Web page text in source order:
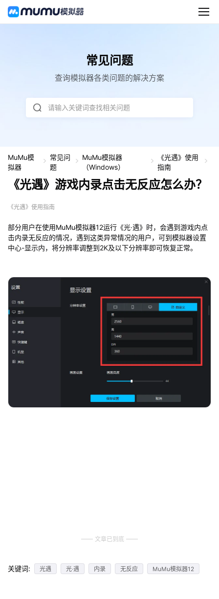
常见问题
查询模拟器各类问题的解决方案
请输入关键词查找相关问题
MuMu模
拟器
常见问
题
MuMu模拟器
（Windows）
《光遇》使用
指南
《光遇》游戏内录点击无反应怎么办？
《光遇》使用指南
部分用户在使用MuMu模拟器12运行《光·遇》时，会遇到游戏内点
击内录无反应的情况，遇到这类异常情况的用户，可到模拟器设置
中心-显示内，将分辨率调整到2K及以下分辨率即可恢复正常。
文章已到底
关键词: 光遇 光·遇 内录 无反应 MuMu模拟器12